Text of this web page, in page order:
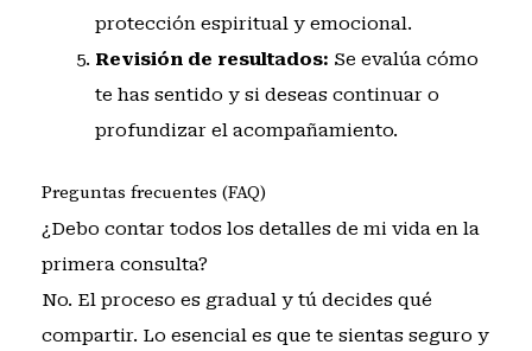
protección espiritual y emocional.
Revisión de resultados: Se evalúa cómo
te has sentido y si deseas continuar o
profundizar el acompañamiento.
Preguntas frecuentes (FAQ)
¿Debo contar todos los detalles de mi vida en la
primera consulta?
No. El proceso es gradual y tú decides qué
compartir. Lo esencial es que te sientas seguro y